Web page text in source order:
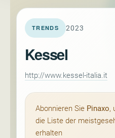
TRENDS 2023
Kessel
http://www.kessel-italia.it
Abonnieren Sie Pinaxo,
die Liste der
erhalten